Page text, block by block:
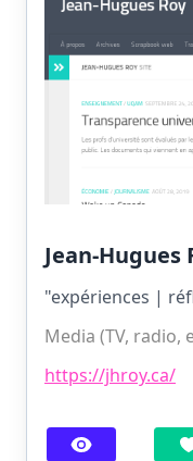
Jean-Hugues
"expériences |
Media (TV, radio,
https://jhroy.ca/